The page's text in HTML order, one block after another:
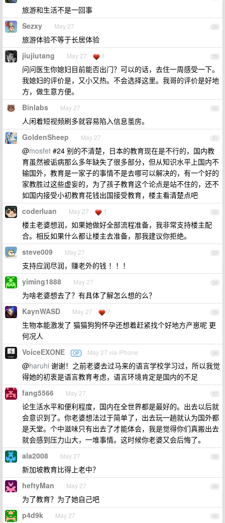
旅游和生活不是一回事
28
Sezxy May 27
旅游体验不等于长居体验
29
jiujiutang May 27 1
问问医生你媳妇目前能否出门？可以的话，去住一周感受一下。
我媳妇的评价是，又小又热。不会选择这里。我哥的评价是好地
方，做生意方便。
30
Binlabs May 27
人闲着短视频刷多就容易陷入信息茧房。
31
GoldenSheep May 27
@mosfet #24 别的不清楚，日本的教育现在是不行的，国内教
育虽然被诟病那么多年缺失了很多部分，但从知识水平上国内不
输国外，教育是一家子的事情不是去哪可以解决的，有一个好的
家教胜过这些虚妄的，为了孩子教育这个论点是站不住的，还不
如国内接受小初教育花钱出国接受教育，楼主看清楚点吧
32
coderluan May 27 1
楼主老婆想润，如果她做好全部流程准备，我非常支持楼主配
合。相反如果什么都让楼主去准备，那我建议你拒绝。
33
steve009 May 27
支持应润尽润，赚老外的钱 ！！！
34
yiming1888 May 27
为啥老婆想去了？有具体了解怎么想的么？
35
KaynWASD May 27 7
生物本能激发了 猫猫狗狗怀孕还想着赶紧找个好地方产崽呢 更
何况人
36
VoiceEXONE OP May 27 via iPhone
@haruhi 谢谢！之前老婆去过马来的语言学校学习过，所以我觉
得她的初衷是语言教育考虑，语言环境肯定是国内的不足
37
fang5566 May 27
论生活水平和便利程度，国内在全世界都是最好的。出去以后就
会意识到了。你老婆想法过于简单了，出去玩一趟就认为国外都
是天堂。个中滋味只有出去了才能体会，我是觉得你们真搬出去
就会感到压力山大，一堆事情。这时候你老婆又会后悔了。
38
ala2008 May 27
新加坡教育比得上老中？
39
heftyMan May 27
为了教育？为了她自己吧
40
p4d9k May 27